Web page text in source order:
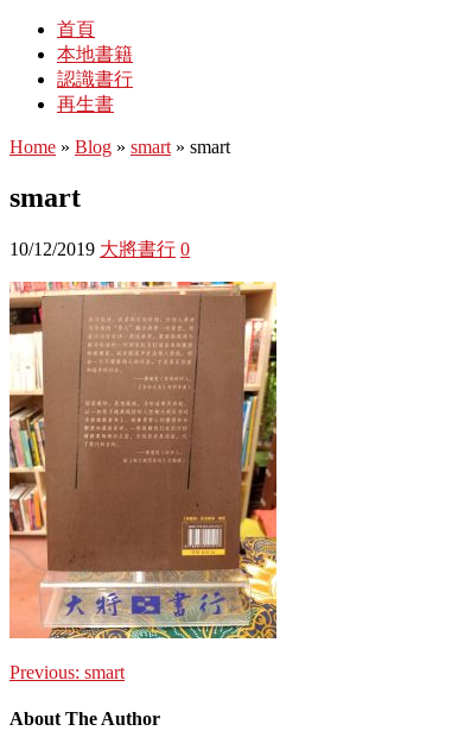
首頁
本地書籍
認識書行
再生書
Home » Blog » smart » smart
smart
10/12/2019 大將書行 0
Previous: smart
About The Author